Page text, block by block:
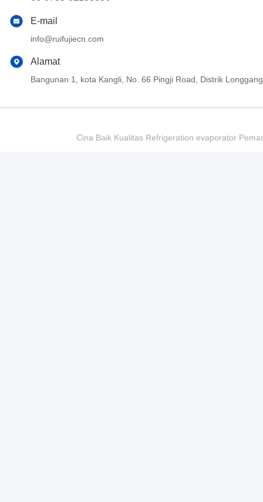
E-mail
info@ruifujiecn.com
Alamat
Bangunan 1, kota Kangli, No. 66 Pingji Road, Distrik
Cina Baik Kualitas Refrigeration evaporator